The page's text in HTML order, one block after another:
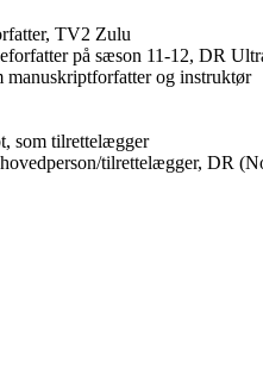
TV2 Zulu
på sæson 11-12, DR
og instruktør
som tilrettelægger
tilrettelægger, DR